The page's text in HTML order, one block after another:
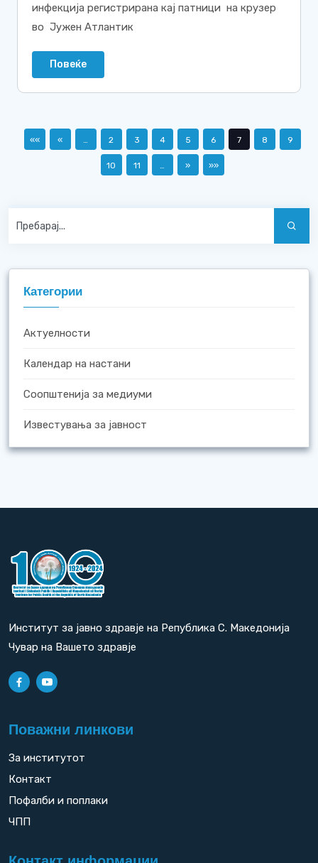
инфекција регистрирана кај патници на крузер
во Јужен Атлантик
Повеќе
«« « … 2 3 4 5 6 7 8 9
10 11 … » »»
Категории
Актуелности
Календар на настани
Соопштенија за медиуми
Известувања за јавност
Институт за јавно здравје на Република С. Македонија
Чувар на Вашето здравје
Поважни линкови
За институтот
Контакт
Пофалби и поплаки
ЧПП